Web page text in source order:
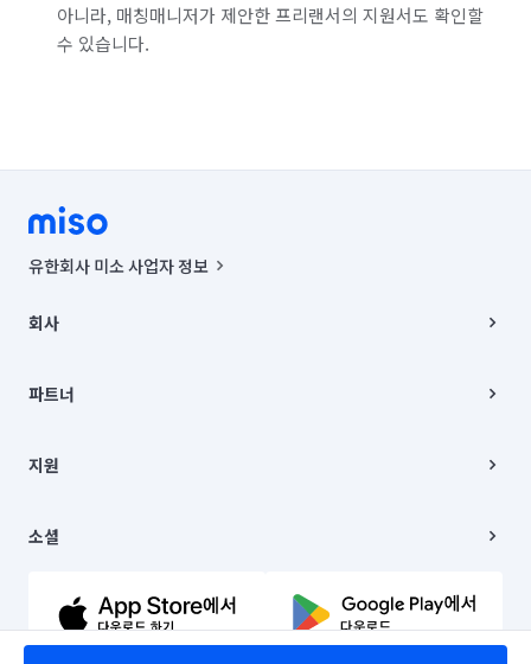
아니라, 매칭매니저가 제안한 프리랜서의 지원서도 확인할
수 있습니다.
유한회사 미소 사업자 정보
00019 |
주소 | 본사: 서울특별시 종로구 율곡로 6(중학동, 트윈트리빌딩) B동 5층
컨택센터 : 서울특별시 종로구 수송동 율곡로 24, 7층, 8층 미소
상품, 상품정보, 거래에 관한 의무와 책임은 거래당사자에게 있습니다.
언론 보도 관련 문의:
© 유한회사 미소. Miso, Inc. All Rights Reserved.
회사
채용
파트너
이사
지원
이용약관
문의하기
소셜
유튜브